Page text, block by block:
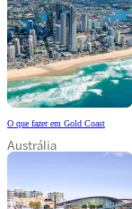
O que fazer em Gold Coast
Austrália